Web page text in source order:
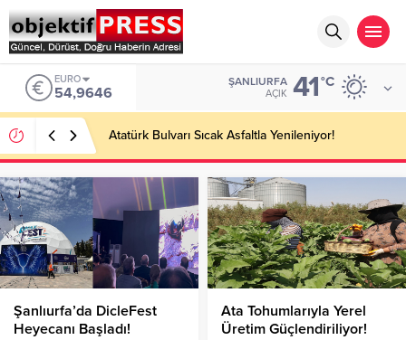
EURO
54,9646
ŞANLIURFA
AÇIK 41°C
Atatürk Bulvarı Sıcak Asfaltla Yenileniyor!
Şanlıurfa’da DicleFest
Heyecanı Başladı!
Ata Tohumlarıyla Yerel
Üretim Güçlendiriliyor!